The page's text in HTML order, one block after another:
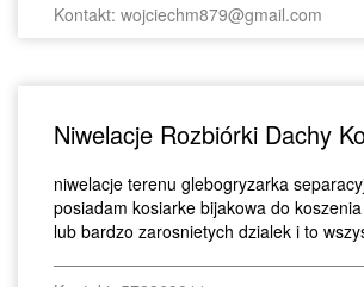
Kontakt: wojciechm879@gmail.com
Niwelacje Rozbiórki Dachy
niwelacje terenu glebogryzarka
posiadam kosiarke bijakowa do
lub bardzo zarosnietych dzialek i to